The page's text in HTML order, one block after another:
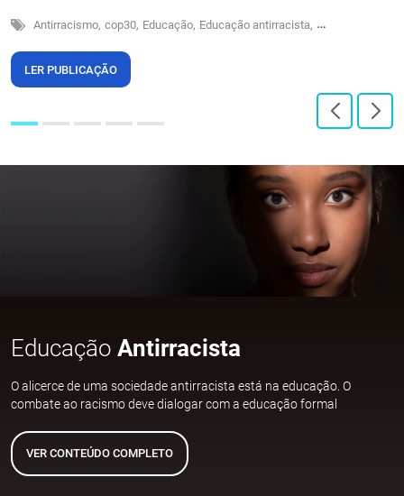
Antirracismo, cop30, Educação, Educação antirracista, Sustentabilidade
LER PUBLICAÇÃO
Educação Antirracista
O alicerce de uma sociedade antirracista está na educação. O
combate ao racismo deve dialogar com a educação formal
VER CONTEÚDO COMPLETO